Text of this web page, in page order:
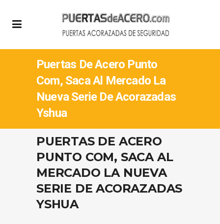
Puertas De Acero Punto
Com, Saca Al Mercado La
Nueva Serie De Acorazadas
Yshua
PUERTAS DE ACERO
PUNTO COM, SACA AL
MERCADO LA NUEVA
SERIE DE ACORAZADAS
YSHUA